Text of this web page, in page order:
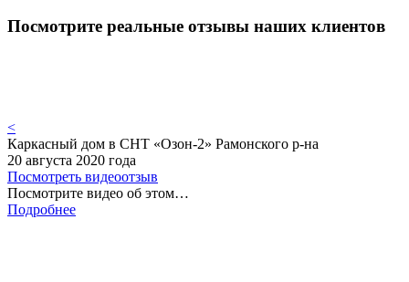
Посмотрите реальные отзывы наших клиентов
<
Каркасный дом в СНТ «Озон-2» Рамонского р-на
20 августа 2020 года
Посмотреть видеоотзыв
Посмотрите видео об этом…
Подробнее